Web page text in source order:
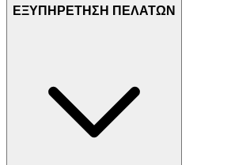
ΕΞΥΠΗΡΕΤΗΣΗ ΠΕΛΑΤΩΝ